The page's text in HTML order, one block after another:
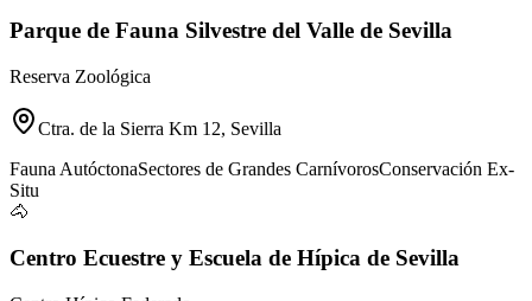
Parque de Fauna Silvestre del Valle de Sevilla
Reserva Zoológica
Ctra. de la Sierra Km 12, Sevilla
Fauna AutóctonaSectores de Grandes CarnívorosConservación Ex-
Situ
🐴
Centro Ecuestre y Escuela de Hípica de Sevilla